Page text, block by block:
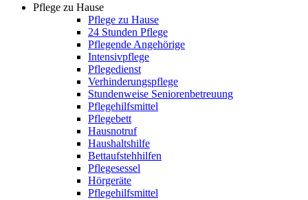
Pflege zu Hause
Pflege zu Hause
24 Stunden Pflege
Pflegende Angehörige
Intensivpflege
Pflegedienst
Verhinderungspflege
Stundenweise Seniorenbetreuung
Pflegehilfsmittel
Pflegebett
Hausnotruf
Haushaltshilfe
Bettaufstehhilfen
Pflegesessel
Hörgeräte
Pflegehilfsmittel